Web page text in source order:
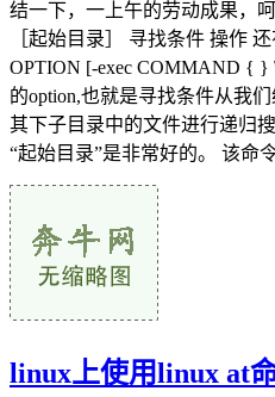
结一下，一上午的劳动成果，
［起始目录］ 寻找条件 操作
OPTION [-exec COMMAND {
的option,也就是寻找条件从我
其下子目录中的文件进行递归
“起始目录”是非常好的。 该命
linux上使用linux at